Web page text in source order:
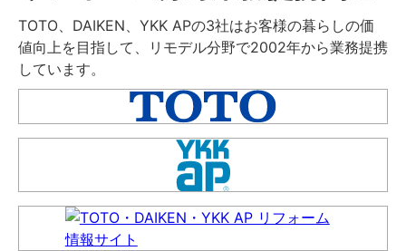
TOTO、DAIKEN、YKK APの3社はお客様の暮らしの価
値向上を目指して、リモデル分野で2002年から業務提携
しています。